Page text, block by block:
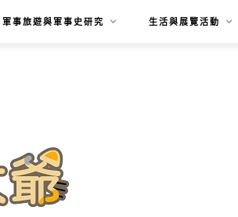
軍事旅遊與軍事史研究 生活與展覽活動